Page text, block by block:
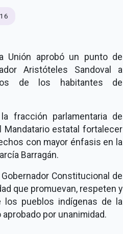
Unión aprobó un punto de
Aristóteles Sandoval a
de los habitantes de
fracción parlamentaria de
Mandatario estatal fortalecer
con mayor énfasis en la
Barragán.
Constitucional de
que promuevan, respeten y
los pueblos indígenas de la
por unanimidad.